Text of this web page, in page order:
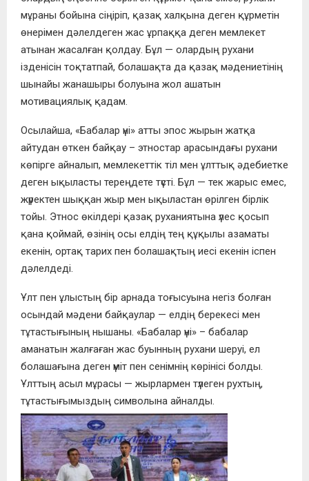
мұраны бойына сіңіріп, қазақ халқына деген құрметін
өнерімен дәлелдеген жас ұрпаққа деген мемлекет
атынан жасалған қолдау. Бұл — олардың рухани
ізденісін тоқтатпай, болашақта да қазақ мәдениетінің
шынайы жанашыры болуына жол ашатын
мотивациялық қадам.
Осылайша, «Бабалар үні» атты эпос жырын жатқа
айтудан өткен байқау – этностар арасындағы рухани
көпірге айналып, мемлекеттік тіл мен ұлттық әдебиетке
деген ықыласты тереңдете түсті. Бұл — тек жарыс емес,
жүректен шыққан жыр мен ықыластан өрілген бірлік
тойы. Этнос өкілдері қазақ руханиятына үлес қосып
қана қоймай, өзінің осы елдің тең құқылы азаматы
екенін, ортақ тарих пен болашақтың иесі екенін іспен
дәлелдеді.
Ұлт пен ұлыстың бір арнада тоғысуына негіз болған
осындай мәдени байқаулар — елдің берекесі мен
тұтастығының нышаны. «Бабалар үні» – бабалар
аманатын жалғаған жас буынның рухани шеруі, ел
болашағына деген үміт пен сенімнің көрінісі болды.
Ұлттың асыл мұрасы — жырлармен түлеген рухтың,
тұтастығымыздың символына айналды.